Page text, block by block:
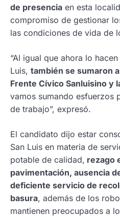
de presencia en esta
compromiso de gestionar
las condiciones de vida de
“Al igual que ahora lo
Luis, también se sumaron
Frente Cívico Sanluisino y
vamos sumando esfuerzos
de trabajo”, expresó.
El candidato dijo estar
San Luis en materia de
potable de calidad, rezago
pavimentación, ausencia
deficiente servicio de
basura, además de los
mantienen preocupados a